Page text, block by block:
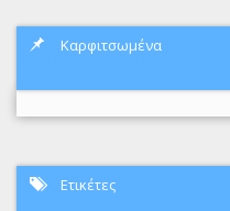
Καρφιτσωμένα
Ετικέτες